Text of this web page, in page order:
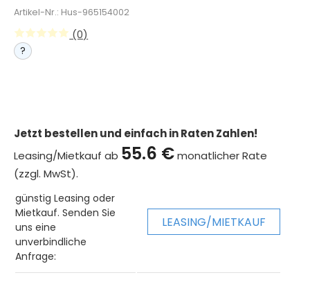
Artikel-Nr.: Hus-965154002
(0)
?
Jetzt bestellen und einfach in Raten Zahlen!
Leasing/Mietkauf ab 55.6 €monatlicher Rate
(zzgl. MwSt).
günstig Leasing oder
Mietkauf. Senden Sie
uns eine
unverbindliche
Anfrage:
LEASING/MIETKAUF